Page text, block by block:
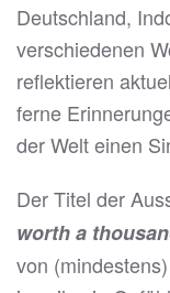
Deutschland,
verschiedenen
reflektieren
ferne
der Welt einen
Der Titel der
worth a
von